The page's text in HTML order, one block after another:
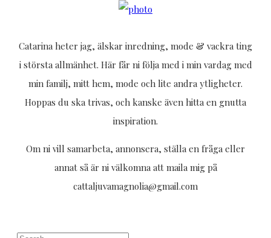
Catarina heter jag, älskar inredning, mode & vackra ting
i största allmänhet. Här får ni följa med i min vardag med
min familj, mitt hem, mode och lite andra ytligheter.
Hoppas du ska trivas, och kanske även hitta en gnutta
inspiration.
Om ni vill samarbeta, annonsera, ställa en fråga eller
annat så är ni välkomna att maila mig på
cattaljuvamagnolia@gmail.com